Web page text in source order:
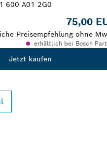
1 600 A01 2G0
75,00
Preisempfehlung ohne
erhältlich bei Bosch
Jetzt kaufen